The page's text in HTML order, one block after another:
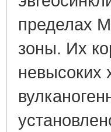
пределах
зоны. Их
невысоких